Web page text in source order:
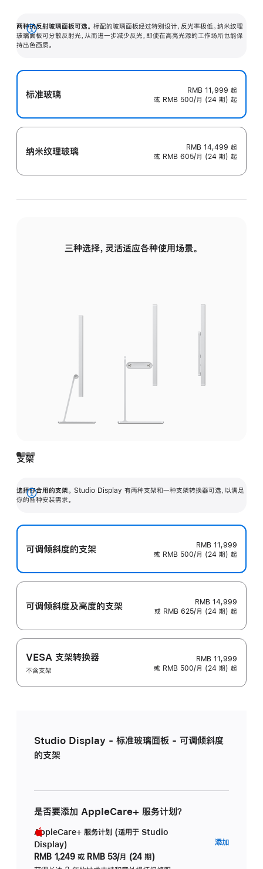
两种抗反射玻璃面板可选。 标配的玻璃面板经过特别设计，反光率极低。纳米纹理
玻璃面板可分散反射光，从而进一步减少反光，即使在高亮光源的工作场所也能保
持出色画质。
展
开
标准玻璃 RMB 11,999 起
或 RMB 500/月 (24 期) 起
纳米纹理玻璃 RMB 14,499 起
或 RMB 605/月 (24 期) 起
三种选择，灵活适应各种使用场景。
支架
选择你合用的支架。 Studio Display 有两种支架和一种支架转换器可选，以满足
你的各种安装需求。
展
可调倾斜度的支架
RMB 11,999
或 RMB 500/月 (24 期) 起
可调倾斜度及高‍度的支‍架
RMB 14,999
或 RMB 625/月 (24 期) 起
VESA 支架转换器
不含支架
RMB 11,999
或 RMB 500/月 (24 期) 起
Studio Display - 标准玻璃面板 - 可调倾斜度
的支架
是否要添加 AppleCare+ 服务计划？
AppleCare+ 服务计划 (适用于 Studio
Display)
RMB 1,249 或 RMB 53/月 (24 期)
添加